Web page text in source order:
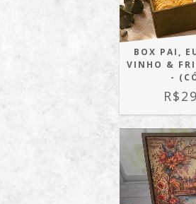
BOX PAI,
VINHO &
-